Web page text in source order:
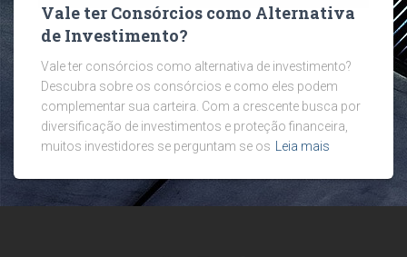
Vale ter Consórcios como Alternativa
de Investimento?
Vale ter consórcios como alternativa de investimento?
Descubra sobre os consórcios e como eles podem
complementar sua carteira. Com a crescente busca por
diversificação de investimentos e proteção financeira,
muitos investidores se perguntam se os
Leia mais